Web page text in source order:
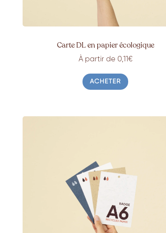
Carte DL en papier écologique
À partir de 0,11€
ACHETER